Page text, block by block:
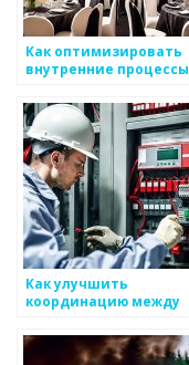
Как оптимизировать
внутренние процессы
продукции в
металоизделиях
Как улучшить
координацию между
производстве
металлоизделий